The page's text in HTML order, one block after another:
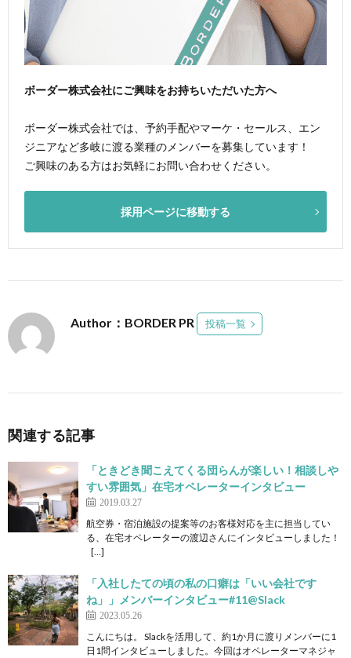
ボーダー株式会社にご興味をお持ちいただいた方へ
ボーダー株式会社では、予約手配やマーケ・セールス、エン
ジニアなど多岐に渡る業種のメンバーを募集しています！
ご興味のある方はお気軽にお問い合わせください。
採用ページに移動する
Author：BORDER PR 投稿一覧
関連する記事
「ときどき聞こえてくる団らんが楽しい！相談しや
すい雰囲気」在宅オペレーターインタビュー
2019.03.27
航空券・宿泊施設の提案等のお客様対応を主に担当してい
る、在宅オペレーターの渡辺さんにインタビューしました！
[…]
「入社したての頃の私の口癖は「いい会社です
ね」」メンバーインタビュー#11@Slack
2023.05.26
こんにちは。 Slackを活用して、約1か月に渡りメンバーに1
日1問インタビューしました。今回はオペレーターマネジャ